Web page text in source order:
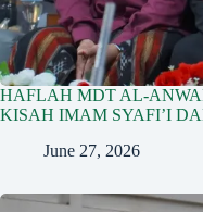
HAFLAH MDT AL-
KISAH IMAM SYAFI’I
June 27, 2026